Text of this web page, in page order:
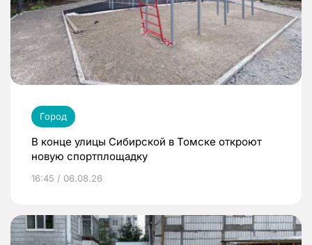
Город
В конце улицы Сибирской в Томске откроют
новую спортплощадку
16:45 / 06.08.26